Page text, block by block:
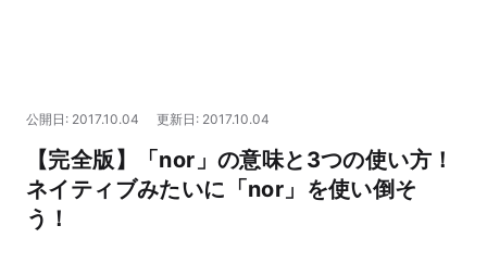
マネー
公開日: 2017.10.04 更新日: 2017.10.04
【完全版】「nor」の意味と3つの使い方！
ネイティブみたいに「nor」を使い倒そ
う！